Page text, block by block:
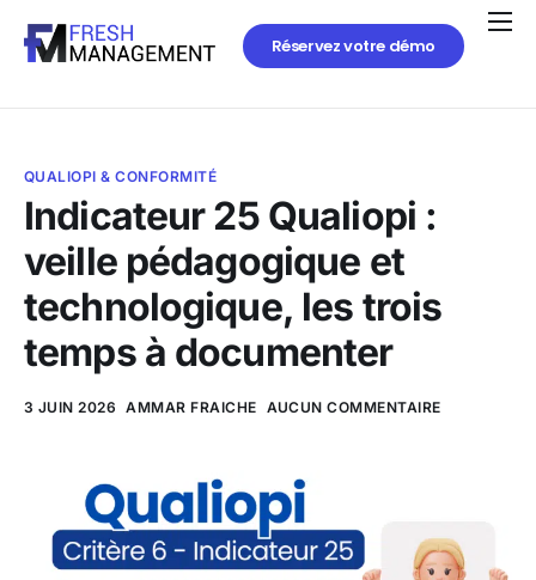
Réservez votre démo
QUALIOPI & CONFORMITÉ
Indicateur 25 Qualiopi :
veille pédagogique et
technologique, les trois
temps à documenter
3 JUIN 2026 AMMAR FRAICHE AUCUN COMMENTAIRE